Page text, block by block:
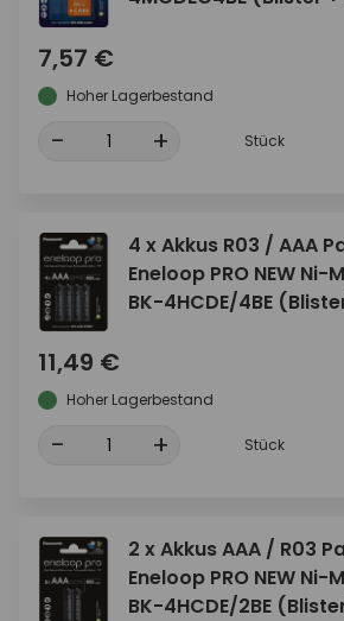
7,57 €
Hoher Lagerbestand
- + Stück
4 x Akkus R03 / AAA
Eneloop PRO NEW Ni-
BK-4HCDE/4BE
11,49 €
Hoher Lagerbestand
- + Stück
2 x Akkus AAA / R03
Eneloop PRO NEW Ni-
BK-4HCDE/2BE